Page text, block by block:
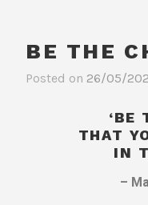
BE THE
Posted on 26/05/
‘BE
THAT
IN
–